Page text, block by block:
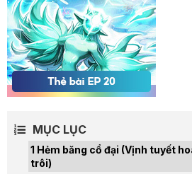
MỤC LỤC
Hẻm băng cổ đại (Vịnh tuyết
trôi)